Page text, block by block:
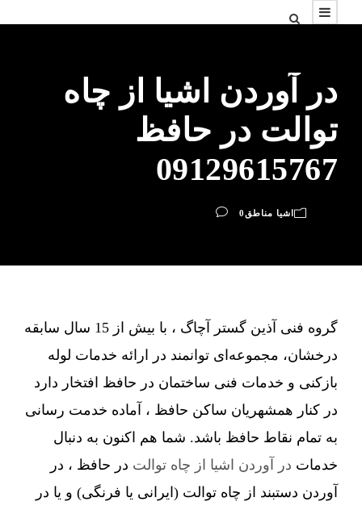
در آوردن اشیا از چاه
توالت در حافظ
09129615767
اشیا مناطق 0
گروه فنی آذین گستر آچاگ ، با بیش از 15 سال سابقه
درخشان، مجموعه‌ای توانمند در ارائه خدمات لوله
بازکنی و خدمات فنی ساختمان در حافظ افتخار دارد
در کنار همشهریان ساکن حافظ ، آماده خدمت رسانی
به تمام نقاط حافظ باشد. شما هم اکنون به دنبال
خدمات در آوردن اشیا از چاه توالت در حافظ ، در
آوردن دستبند از چاه توالت (ایرانی یا فرنگی) و یا در